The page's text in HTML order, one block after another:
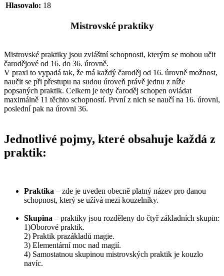
Hlasovalo: 18
Mistrovské praktiky
Mistrovské praktiky jsou zvláštní schopnosti, kterým se mohou učit
čarodějové od 16. do 36. úrovně.
V praxi to vypadá tak, že má každý čaroděj od 16. úrovně možnost,
naučit se při přestupu na sudou úroveň právě jednu z níže
popsaných praktik. Celkem je tedy čaroděj schopen ovládat
maximálně 11 těchto schopností. První z nich se naučí na 16. úrovni,
poslední pak na úrovni 36.
Jednotlivé pojmy, které obsahuje každá z
praktik:
Praktika – zde je uveden obecně platný název pro danou
schopnost, který se užívá mezi kouzelníky.
Skupina – praktiky jsou rozděleny do čtyř základních skupin:
1)Oborové praktik.
2) Praktik prazákladů magie.
3) Elementární moc nad magií.
4) Samostatnou skupinou mistrovských praktik je kouzlo
navíc.